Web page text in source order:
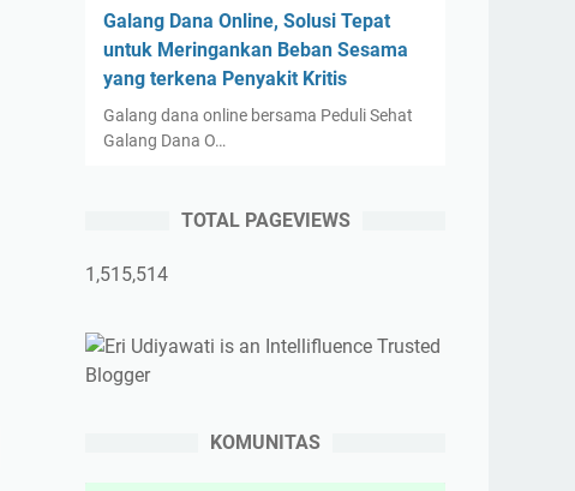
Galang Dana Online, Solusi Tepat
untuk Meringankan Beban Sesama
yang terkena Penyakit Kritis
Galang dana online bersama Peduli Sehat
Galang Dana O…
TOTAL PAGEVIEWS
1,515,514
KOMUNITAS